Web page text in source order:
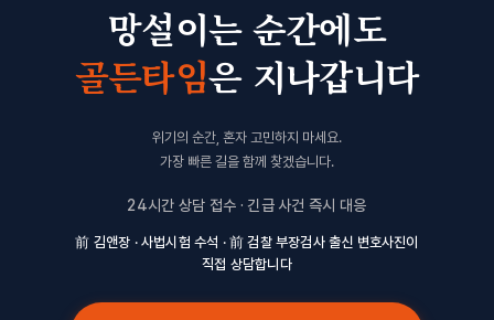
망설이는 순간에도
골든타임은 지나갑니다
위기의 순간, 혼자 고민하지 마세요.
가장 빠른 길을 함께 찾겠습니다.
24시간 상담 접수 · 긴급 사건 즉시 대응
前 김앤장 · 사법시험 수석 · 前 검찰 부장검사 출신 변호사진이
직접 상담합니다